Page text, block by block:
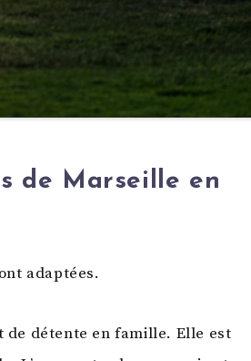
de Marseille en
adaptées.
de détente en famille. Elle est